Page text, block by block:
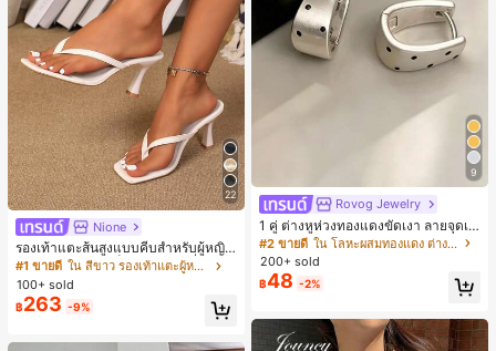
22
Nione
รองเท้าแตะส้นสูงแบบคีบสำหรับผู้หญิง
สไตล์คลาสสิก สีบล็อก สไตล์แฟรี่ฤดูร้อ
น ส้นเข็ม รองเท้าแตะแบบคีบ รองเท้าแ
ตะชายหาดแฟชั่นสายไขว้ รองเท้าผู้ห
ญิง สำหรับออฟฟิศ บ้าน กลางแจ้ง ดีไซ
น์หัวเหลี่ยม ชิคและหรูหรา สำหรับเดทไ
นท์
#1 ขายดี
ใน สีขาว รองเท้าแตะผู้หญิง
100+ sold
฿263 -9%
9
Rovog Jewelry
1 คู่ ต่างหูห่วงทองแดงขัดเงา ลายจุดเร
ขาคณิตสไตล์มินิมอล เหมาะสำหรับสว
มใส่ประจำวันแบบสบายๆ สำหรับผู้หญิง
#2 ขายดี
ใน โลหะผสมทองแดง ต่างหูผู้หญิง
200+ sold
฿48 -2%